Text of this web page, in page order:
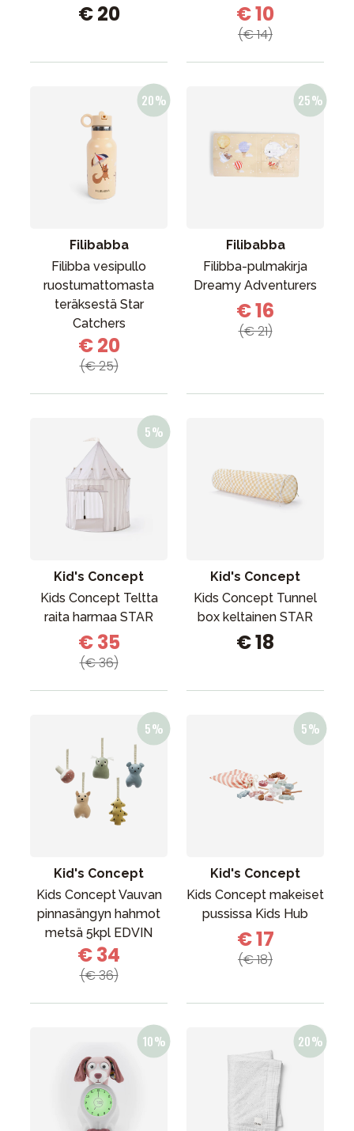
€ 20 € 10
(€ 14)
Filibabba
Filibba vesipullo
ruostumattomasta
teräksestä Star
Catchers
€ 20
(€ 25)
Filibabba
Filibba-pulmakirja
Dreamy Adventurers
€ 16
(€ 21)
Kid's Concept
Kids Concept Teltta
raita harmaa STAR
€ 35
(€ 36)
Kid's Concept
Kids Concept Tunnel
box keltainen STAR
€ 18
Kid's Concept
Kids Concept Vauvan
pinnasängyn hahmot
metsä 5kpl EDVIN
€ 34
(€ 36)
Kid's Concept
Kids Concept makeiset
pussissa Kids Hub
€ 17
(€ 18)